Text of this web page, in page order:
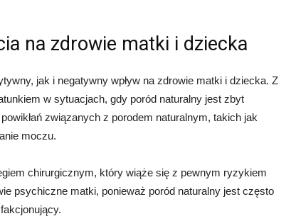
na zdrowie matki i dziecka
jak i negatywny wpływ na zdrowie matki i dziecka. Z
w sytuacjach, gdy poród naturalny jest zbyt
związanych z porodem naturalnym, takich jak
moczu.
chirurgicznym, który wiąże się z pewnym ryzykiem
psychiczne matki, ponieważ poród naturalny jest często